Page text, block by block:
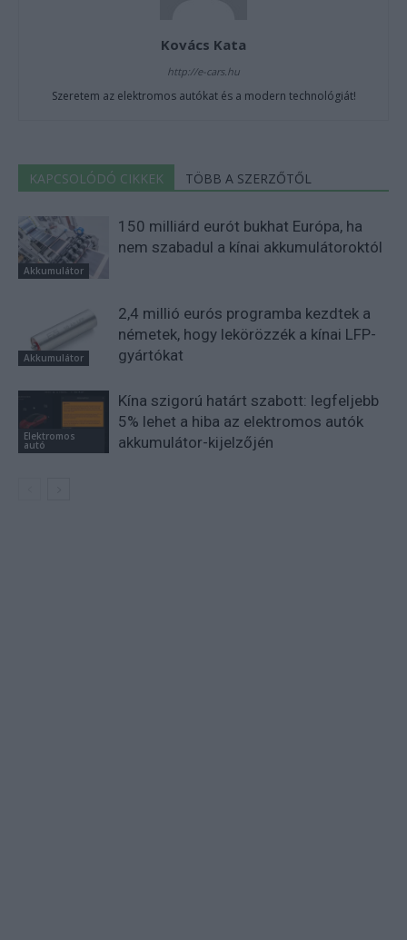
Kovács Kata
http://e-cars.hu
Szeretem az elektromos autókat és a modern technológiát!
KAPCSOLÓDÓ CIKKEK TÖBB A SZERZŐTŐL
Akkumulátor
150 milliárd eurót bukhat Európa, ha
nem szabadul a kínai akkumulátoroktól
Akkumulátor
2,4 millió eurós programba kezdtek a
németek, hogy lekörözzék a kínai LFP-
gyártókat
Elektromos
autó
Kína szigorú határt szabott: legfeljebb
5% lehet a hiba az elektromos autók
akkumulátor-kijelzőjén